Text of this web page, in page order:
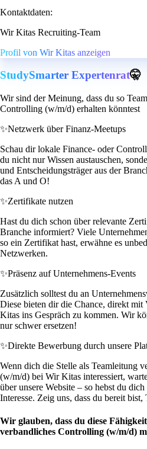
Kontaktdaten:
Wir Kitas Recruiting-Team
Profil von Wir Kitas anzeigen
StudySmarter Expertenrat🤫
Wir sind der Meinung, dass du so
Controlling (w/m/d) erhalten könntest
✨Netzwerk über Finanz-Meetups
Schau dir lokale Finance- oder
du nicht nur Wissen austauschen,
und Entscheidungsträger aus der
das A und O!
✨Zertifikate nutzen
Hast du dich schon über relevante
Branche informiert? Viele
so ein Zertifikat hast, erwähne es
Netzwerken.
✨Präsenz auf Unternehmens-Events
Zusätzlich solltest du an
Diese bieten dir die Chance, direkt
Kitas ins Gespräch zu kommen. Wir
nur schwer ersetzen!
✨Direkte Bewerbung durch unsere
Wenn dich die Stelle als Teamleitung
(w/m/d) bei Wir Kitas interessiert,
über unsere Website – so hebst du
Interesse. Zeig uns, dass du bereit
Wir glauben, dass du diese
verbandliches Controlling (w/m/d)